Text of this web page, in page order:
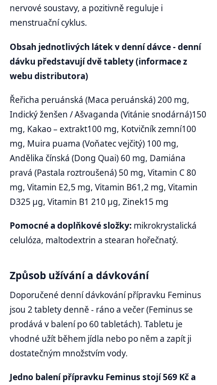
nervové soustavy, a pozitivně reguluje i
menstruační cyklus.
Obsah jednotlivých látek v denní dávce - denní
dávku představují dvě tablety (informace z
webu distributora)
Řeřicha peruánská (Maca peruánská) 200 mg,
Indický ženšen / Ašvaganda (Vitánie snodárná)150
mg, Kakao – extrakt100 mg, Kotvičník zemní100
mg, Muira puama (Voňatec vejčitý) 100 mg,
Andělika čínská (Dong Quai) 60 mg, Damiána
pravá (Pastala roztroušená) 50 mg, Vitamin C 80
mg, Vitamin E2,5 mg, Vitamin B61,2 mg, Vitamin
D325 μg, Vitamin B1 210 μg, Zinek15 mg
Pomocné a doplňkové složky: mikrokrystalická
celulóza, maltodextrin a stearan hořečnatý.
Způsob užívání a dávkování
Doporučené denní dávkování přípravku Feminus
jsou 2 tablety denně - ráno a večer (Feminus se
prodává v balení po 60 tabletách). Tabletu je
vhodné užít během jídla nebo po něm a zapít ji
dostatečným množstvím vody.
Jedno balení přípravku Feminus stojí 569 Kč a